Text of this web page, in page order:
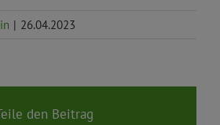
| 26.04.2023
den Beitrag